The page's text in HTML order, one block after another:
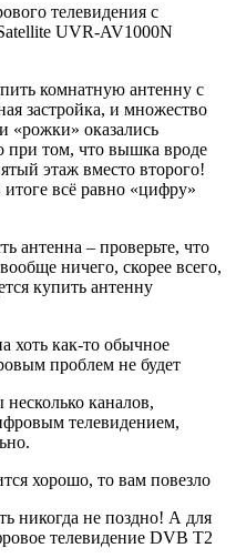
телевидения с
UVR-AV1000N
комнатную антенну с
застройка, и множество
«рожки» оказались
при том, что вышка вроде
этаж вместо второго!
всё равно «цифру»
антенна – проверьте, что
ничего, скорее всего,
купить антенну
хоть как-то обычное
проблем не будет
каналов,
телевидением,
хорошо, то вам повезло
никогда не поздно! А для
телевидение DVB T2